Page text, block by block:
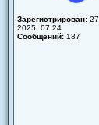
Зарегистрирован:
2025, 07:24
Сообщений: 187